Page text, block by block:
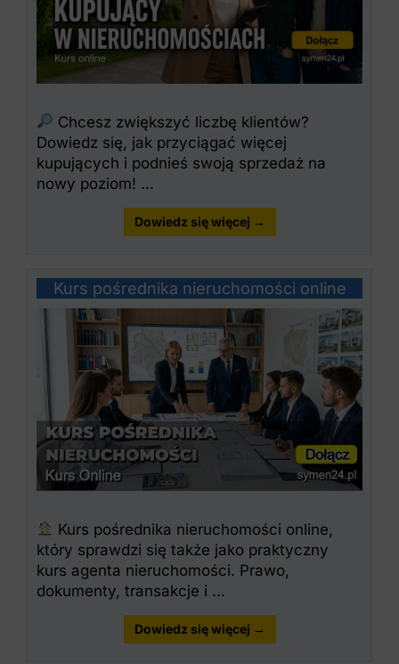
Chcesz zwiększyć liczbę klientów?
Dowiedz się, jak przyciągać więcej
kupujących i podnieś swoją sprzedaż na
nowy poziom! ...
Dowiedz się więcej →
Kurs pośrednika nieruchomości online
Kurs pośrednika nieruchomości online,
który sprawdzi się także jako praktyczny
kurs agenta nieruchomości. Prawo,
dokumenty, transakcje i ...
Dowiedz się więcej →